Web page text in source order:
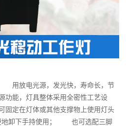
用放电光源，发光快，寿命长，节
能，灯具整体采用全密性工艺设
定在灯体或其他支撑物上使用灯头
地卸下手持使用； 也可选配三脚